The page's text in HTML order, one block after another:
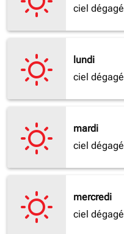
ciel dégagé
lundi
ciel dégagé
mardi
ciel dégagé
mercredi
ciel dégagé